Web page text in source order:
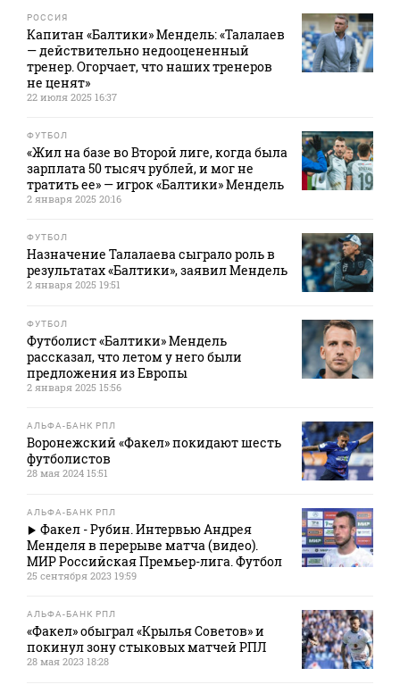
РОССИЯ
Капитан «Балтики» Мендель: «Талалаев
— действительно недооцененный
тренер. Огорчает, что наших тренеров
не ценят»
22 июля 2025 16:37
ФУТБОЛ
«Жил на базе во Второй лиге, когда была
зарплата 50 тысяч рублей, и мог не
тратить ее» — игрок «Балтики» Мендель
2 января 2025 20:16
ФУТБОЛ
Назначение Талалаева сыграло роль в
результатах «Балтики», заявил Мендель
2 января 2025 19:51
ФУТБОЛ
Футболист «Балтики» Мендель
рассказал, что летом у него были
предложения из Европы
2 января 2025 15:56
АЛЬФА-БАНК РПЛ
Воронежский «Факел» покидают шесть
футболистов
28 мая 2024 15:51
АЛЬФА-БАНК РПЛ
Факел - Рубин. Интервью Андрея
Менделя в перерыве матча (видео).
МИР Российская Премьер-лига. Футбол
25 сентября 2023 19:59
АЛЬФА-БАНК РПЛ
«Факел» обыграл «Крылья Советов» и
покинул зону стыковых матчей РПЛ
28 мая 2023 18:28